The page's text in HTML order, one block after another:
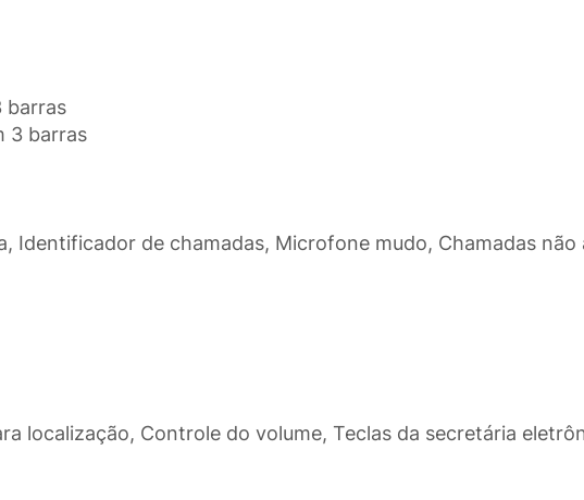
barras
3 barras
Identificador de chamadas, Microfone mudo, Chamadas não
localização, Controle do volume, Teclas da secretária